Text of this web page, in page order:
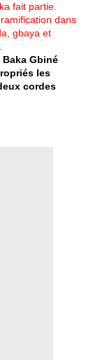
fait partie.
ramification dans
gbaya et
Gbiné
les
cordes